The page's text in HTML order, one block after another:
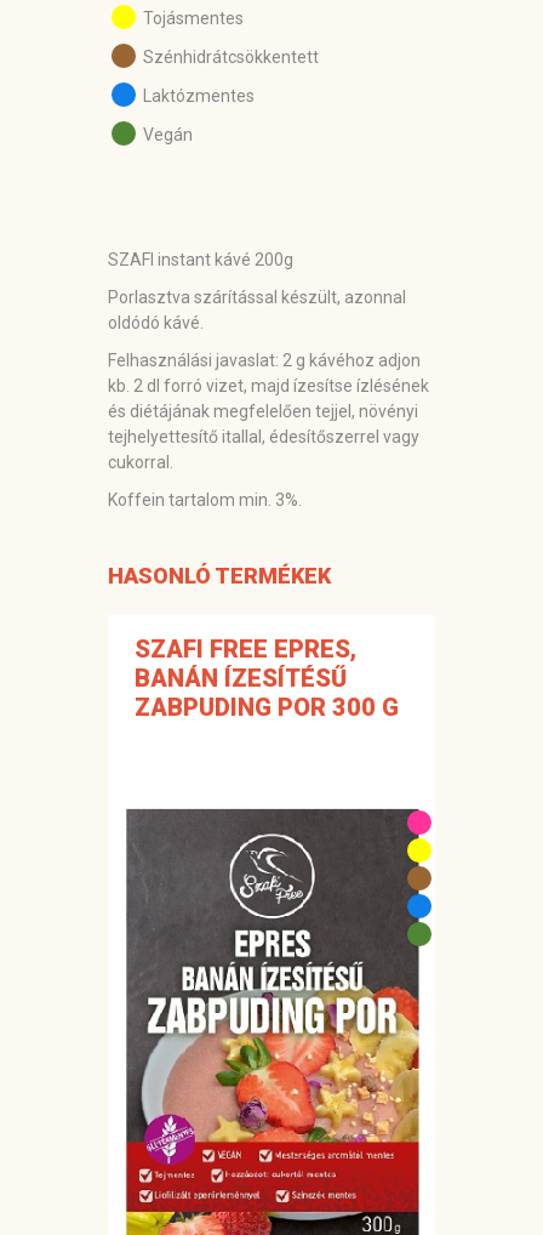
Tojásmentes
Szénhidrátcsökkentett
Laktózmentes
Vegán
SZAFI instant kávé 200g
Porlasztva szárítással készült, azonnal
oldódó kávé.
Felhasználási javaslat: 2 g kávéhoz adjon
kb. 2 dl forró vizet, majd ízesítse ízlésének
és diétájának megfelelően tejjel, növényi
tejhelyettesítő itallal, édesítőszerrel vagy
cukorral.
Koffein tartalom min. 3%.
HASONLÓ TERMÉKEK
SZAFI FREE EPRES,
BANÁN ÍZESÍTÉSŰ
ZABPUDING POR 300 G